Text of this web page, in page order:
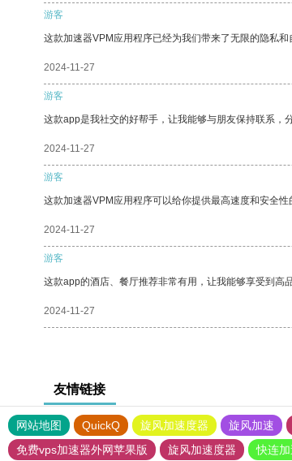
游客
这款加速器VPM应用程序已经为我们带来了无限的隐私和
2024-11-27
游客
这款app是我社交的好帮手，让我能够与朋友保持联系，
2024-11-27
游客
这款加速器VPM应用程序可以给你提供最高速度和安全性
2024-11-27
游客
这款app的酒店、餐厅推荐非常有用，让我能够享受到高
2024-11-27
友情链接
网站地图 QuickQ 旋风加速度器 旋风加速
免费vps加速器外网苹果版
旋风加速度器 快连